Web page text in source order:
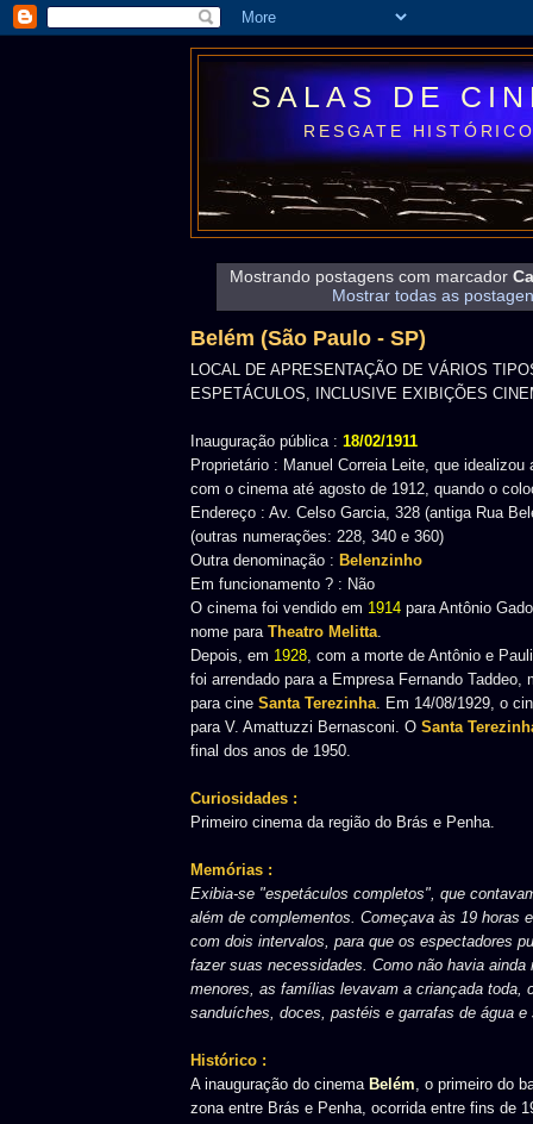
SALAS DE
RESGATE
Mostrando postagens com marcador
Mostrar todas as
Belém (São Paulo - SP)
LOCAL DE APRESENTAÇÃO DE VÁRIOS
ESPETÁCULOS, INCLUSIVE EXIBIÇÕES
Inauguração pública : 18/02/1911
Proprietário : Manuel Correia Leite, que
com o cinema até agosto de 1912, quando o
Endereço : Av. Celso Garcia, 328 (antiga Rua
(outras numerações: 228, 340 e 360)
Outra denominação : Belenzinho
Em funcionamento ? : Não
O cinema foi vendido em 1914 para Antônio
nome para Theatro Melitta.
Depois, em 1928, com a morte de Antônio e
foi arrendado para a Empresa Fernando Taddeo,
para cine Santa Terezinha. Em 14/08/1929, o
para V. Amattuzzi Bernasconi. O Santa
final dos anos de 1950.
Curiosidades :
Primeiro cinema da região do Brás e Penha.
Memórias :
Exibia-se "espetáculos completos", que
além de complementos. Começava às 19 horas
com dois intervalos, para que os espectadores
fazer suas necessidades. Como não havia ainda
menores, as famílias levavam a criançada toda,
sanduíches, doces, pastéis e garrafas de água e
Histórico :
A inauguração do cinema Belém, o primeiro do
zona entre Brás e Penha, ocorrida entre fins de